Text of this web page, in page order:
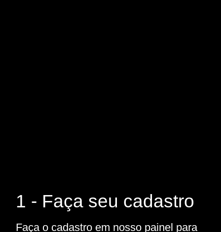
1 - Faça seu cadastro
Faça o cadastro em nosso painel para